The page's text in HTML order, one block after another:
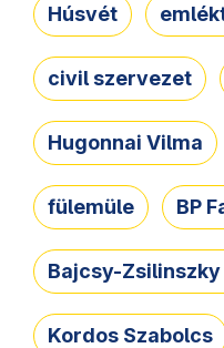
Húsvét
civil szervezet
Hugonnai Vilma
fülemüle BP
Bajcsy-Zsilinszky
Kordos Szabolcs